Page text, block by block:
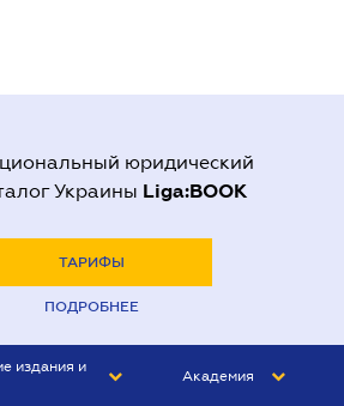
юридический
Украины Liga:BOOK
ТАРИФЫ
ПОДРОБНЕЕ
издания и
Академия